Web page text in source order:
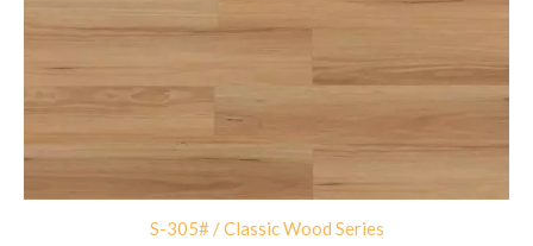
S-305# / Classic Wood Series